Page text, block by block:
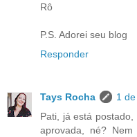
Rô
P.S. Adorei seu blog
Responder
Tays Rocha
1
Pati, já está
aprovada, né?